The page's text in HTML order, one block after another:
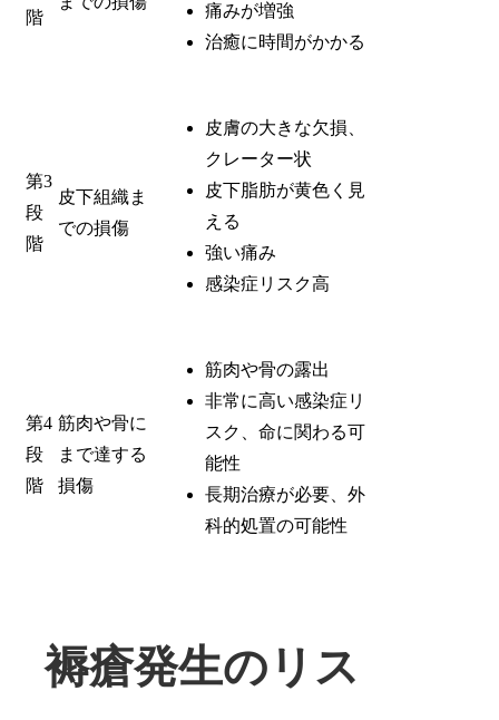
階
痛みが増強
治癒に時間がかかる
第3
段
階
皮下組織ま
での損傷
皮膚の大きな欠損、
クレーター状
皮下脂肪が黄色く見
える
強い痛み
感染症リスク高
第4
段
階
筋肉や骨に
まで達する
損傷
筋肉や骨の露出
非常に高い感染症リ
スク、命に関わる可
能性
長期治療が必要、外
科的処置の可能性
褥瘡発生のリス